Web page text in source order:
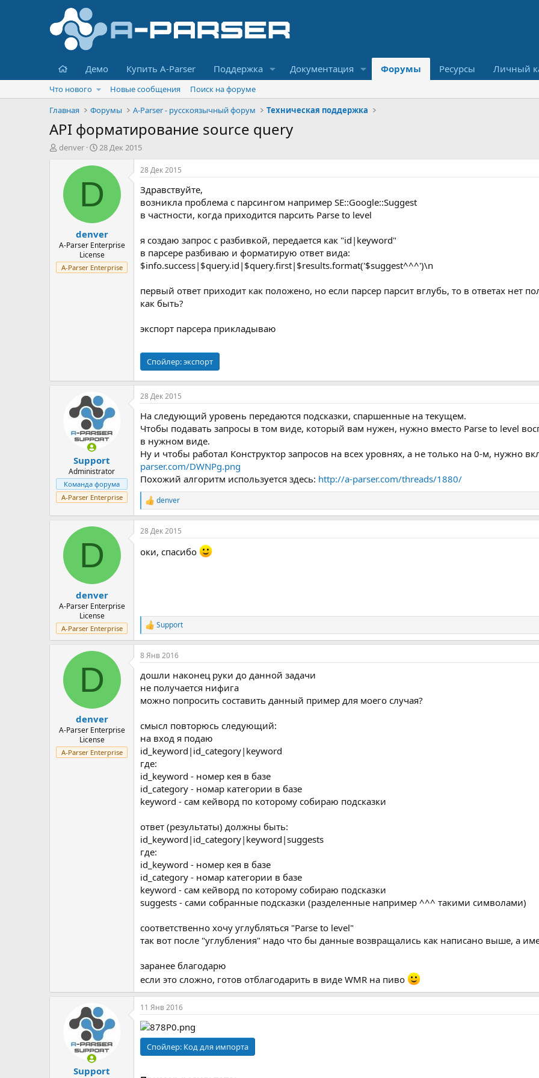
Главная
Демо Купить A-Parser Поддержка Документация Форумы Ресурсы Личный
Что нового Новые сообщения
Поиск на форуме
Главная
Форумы A-Parser - русскоязычный форум Техническая поддержка
API форматирование source query
А
denver
Д
т
н
а
а
л
а
28 Дек 2015
D
denver
A-Parser Enterprise
License
A-Parser Enterprise
28 Дек 2015
Здравствуйте,
возникла проблема с парсингом например SE::Google::Suggest
в частности, когда приходится парсить Parse to level
я создаю запрос с разбивкой, передается как "id|keyword"
в парсере разбиваю и форматирую ответ вида:
$info.success|$query.id|$query.first|$results.format('$suggest^^^')\n
первый ответ приходит как положено, но если парсер парсит вглубь, то в ответах нет
как быть?
экспорт парсера прикладываю
Спойлер:экспорт
Support
Administrator
Команда форума
A-Parser Enterprise
28 Дек 2015
На следующий уровень передаются подсказки, спаршенные на текущем.
Чтобы подавать запросы в том виде, который вам нужен, нужно вместо Parse to level
в нужном виде.
Ну и чтобы работал Конструктор запросов на всех уровнях, а не только на 0-м, нужно
parser.com/DWNPg.png
Похожий алгоритм используется здесь: http://a-parser.com/threads/1880/
Р
е
а
к
и
denver
D
denver
A-Parser Enterprise
License
A-Parser Enterprise
28 Дек 2015
оки, спасибо
Р
е
а
к
и
и
Support
D
denver
A-Parser Enterprise
License
A-Parser Enterprise
8 Янв 2016
дошли наконец руки до данной задачи
не получается нифига
можно попросить составить данный пример для моего случая?
смысл повторюсь следующий:
на вход я подаю
id_keyword|id_category|keyword
где:
id_keyword - номер кея в базе
id_category - номар категории в базе
keyword - сам кейворд по которому собираю подсказки
ответ (результаты) должны быть:
id_keyword|id_category|keyword|suggests
где:
id_keyword - номер кея в базе
id_category - номар категории в базе
keyword - сам кейворд по которому собираю подсказки
suggests - сами собранные подсказки (разделенные например ^^^ такими символами)
соответственно хочу углубляться "Parse to level"
так вот после "углубления" надо что бы данные возвращались как написано выше, а
заранее благодарю
если это сложно, готов отблагодарить в виде WMR на пиво
Support
11 Янв 2016
Спойлер: Код для импорта